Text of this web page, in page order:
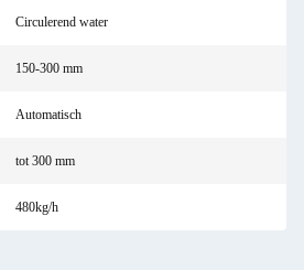
Circulerend water
150-300 mm
Automatisch
tot 300 mm
480kg/h